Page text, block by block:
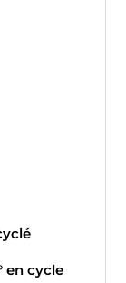
en cycle